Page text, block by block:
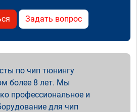
Задать вопрос
по чип тюнингу
более 8 лет. Мы
профессиональное и
для чип